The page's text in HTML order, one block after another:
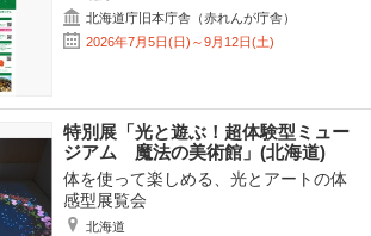
北海道庁旧本庁舎（赤れんが庁舎）
2026年7月5日(日)～9月12日(土)
特別展「光と遊ぶ！超体験型ミュー
ジアム 魔法の美術館」(北海道)
体を使って楽しめる、光とアートの体
感型展覧会
北海道